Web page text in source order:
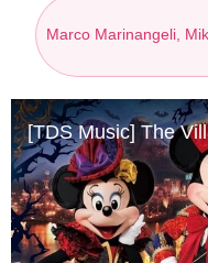
Marco Marinangeli,
[TDS Music] The